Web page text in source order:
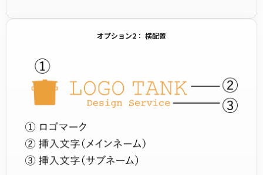
オプション2： 横配置